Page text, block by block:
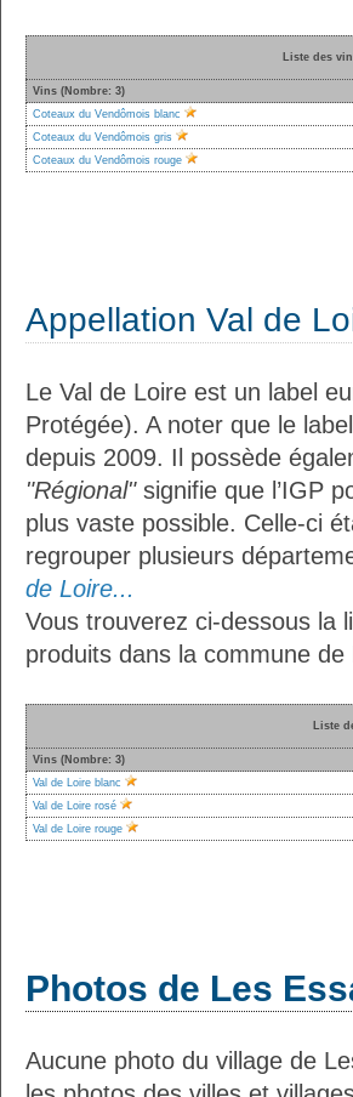
Liste des
Vins (Nombre: 3)
Coteaux du Vendômois blanc
Coteaux du Vendômois gris
Coteaux du Vendômois rouge
Appellation Val de
Le Val de Loire est un label
Protégée). A noter que le
depuis 2009. Il possède
"Régional"signifie que l’IGP
plus vaste possible. Celle-ci
regrouper plusieurs
de Loire...
Vous trouverez ci-dessous la
produits dans la commune de
Liste
Vins (Nombre: 3)
Val de Loire blanc
Val de Loire rosé
Val de Loire rouge
Photos de Les
Aucune photo du village de